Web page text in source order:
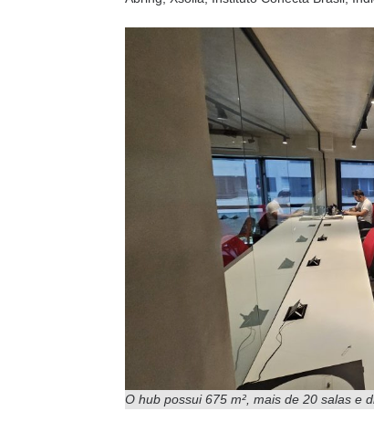
O hub possui 675 m², mais de 20 salas e